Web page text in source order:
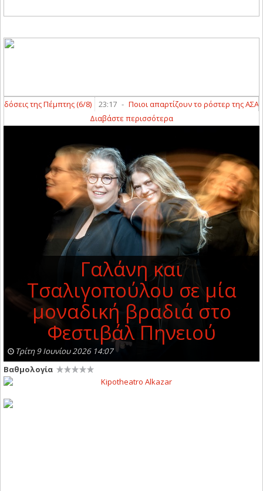
της Πέμπτης (6/8) 23:17 - Ποιοι απαρτίζουν το ρόστερ της ΑΣΑ και
Διαβάστε περισσότερα
Γαλάνη και
Τσαλιγοπούλου σε μία
μοναδική βραδιά στο
Φεστιβάλ Πηνειού
Τρίτη 9 Ιουνίου 2026 14:07
Βαθμολογία